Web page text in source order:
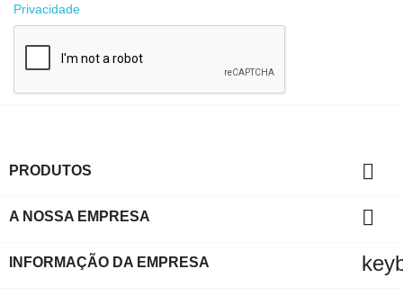
Privacidade
PRODUTOS 
A NOSSA EMPRESA 
INFORMAÇÃO DA EMPRESA